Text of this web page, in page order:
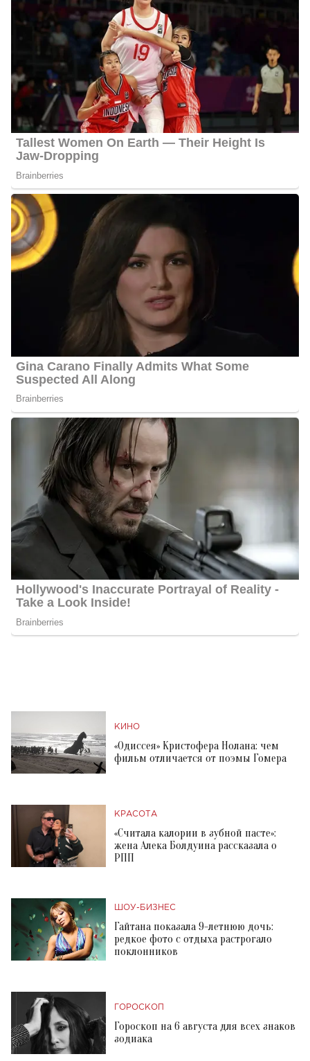
КИНО
«Одиссея» Кристофера Нолана: чем
фильм отличается от поэмы Гомера
КРАСОТА
«Считала калории в зубной пасте»:
жена Алека Болдуина рассказала о
РПП
ШОУ-БИЗНЕС
Гайтана показала 9-летнюю дочь:
редкое фото с отдыха растрогало
поклонников
ГОРОСКОП
Гороскоп на 6 августа для всех знаков
зодиака